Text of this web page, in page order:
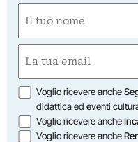
(Obbligatorio)
Nome
(Obbligatorio)
Opzioni
Voglio ricevere anche
didattica ed eventi
Voglio ricevere anche
Voglio ricevere anche